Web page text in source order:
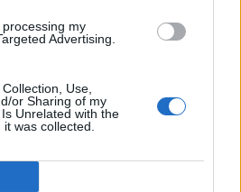
my
Advertising.
Use,
or Sharing of my
Unrelated with the
was collected.
Στον Ερυθρό Αστέρα ο Νικ